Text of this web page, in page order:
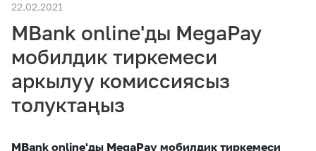
Жеке кардарларга
Ишкердик үчүн
Байланыш
Тарифтер Акциялар Роуминг
22.02.2021
MBank online'ды MegaPay
мобилдик тиркемеси
аркылуу комиссиясыз
толуктаңыз
MBank online'ды MegaPay мобилдик тиркемеси